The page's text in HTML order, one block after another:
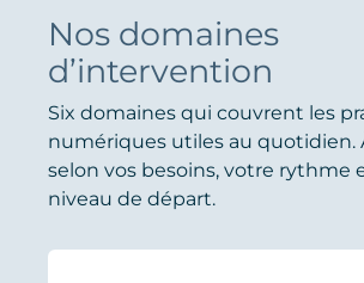
Nos domaines
d’intervention
Six domaines qui couvrent les
numériques utiles au quotidien.
selon vos besoins, votre rythme
niveau de départ.